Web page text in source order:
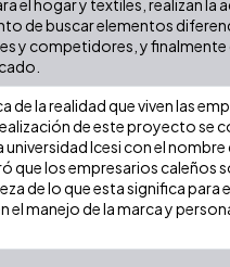
de buscar elementos
y competidores, y
la realidad que viven las
de este proyecto se
Icesi con el
que los empresarios caleños
de lo que esta significa
manejo de la marca y